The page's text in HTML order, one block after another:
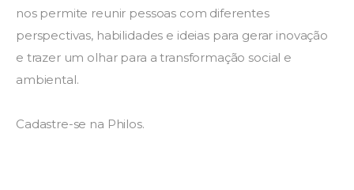
nos permite reunir pessoas com diferentes
perspectivas, habilidades e ideias para gerar inovação
e trazer um olhar para a transformação social e
ambiental.
Cadastre-se na Philos.